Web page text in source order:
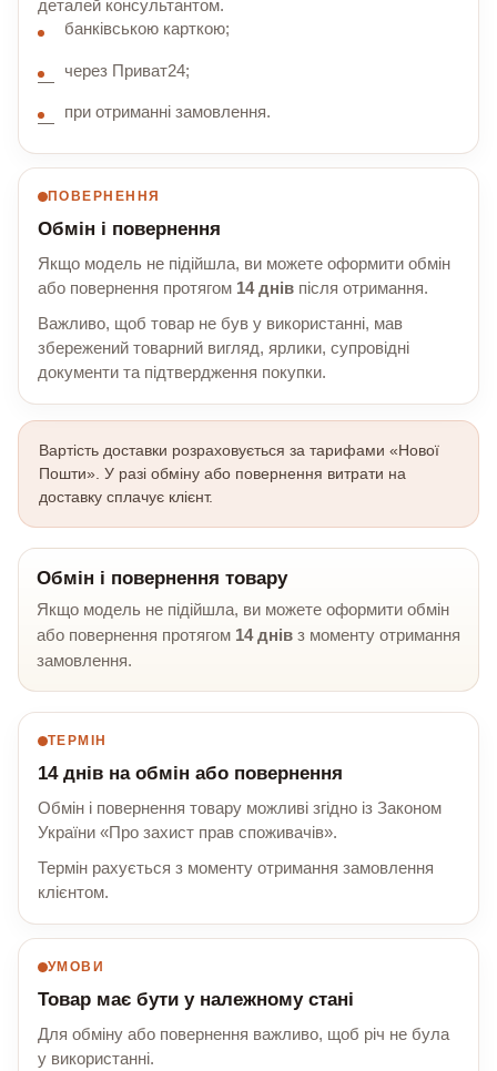
деталей консультантом.
банківською карткою;
через Приват24;
при отриманні замовлення.
ПОВЕРНЕННЯ
Обмін і повернення
Якщо модель не підійшла, ви можете оформити обмін
або повернення протягом 14 днів після отримання.
Важливо, щоб товар не був у використанні, мав
збережений товарний вигляд, ярлики, супровідні
документи та підтвердження покупки.
Вартість доставки розраховується за тарифами «Нової
Пошти». У разі обміну або повернення витрати на
доставку сплачує клієнт.
Обмін і повернення товару
Якщо модель не підійшла, ви можете оформити обмін
або повернення протягом 14 днів з моменту отримання
замовлення.
ТЕРМІН
14 днів на обмін або повернення
Обмін і повернення товару можливі згідно із Законом
України «Про захист прав споживачів».
Термін рахується з моменту отримання замовлення
клієнтом.
УМОВИ
Товар має бути у належному стані
Для обміну або повернення важливо, щоб річ не була
у використанні.